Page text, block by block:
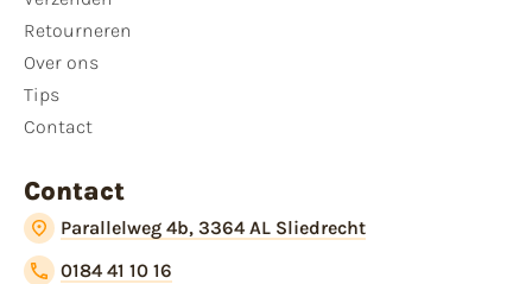
Retourneren
Over ons
Tips
Contact
Contact
Parallelweg 4b, 3364 AL Sliedrecht
0184 41 10 16